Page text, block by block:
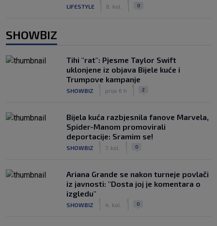
LIFESTYLE 6. kol. 0
SHOWBIZ
Tihi "rat": Pjesme Taylor Swift
uklonjene iz objava Bijele kuće i
Trumpove kampanje
SHOWBIZ prije 6 h 2
Bijela kuća razbjesnila fanove Marvela,
Spider-Manom promovirali
deportacije: Sramim se!
SHOWBIZ 7. kol. 0
Ariana Grande se nakon turneje povlači
iz javnosti: "Dosta joj je komentara o
izgledu"
SHOWBIZ 4. kol. 0